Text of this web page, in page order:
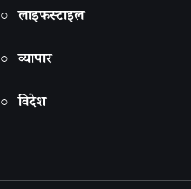
○ लाइफस्टाइल
○ व्यापार
○ विदेश